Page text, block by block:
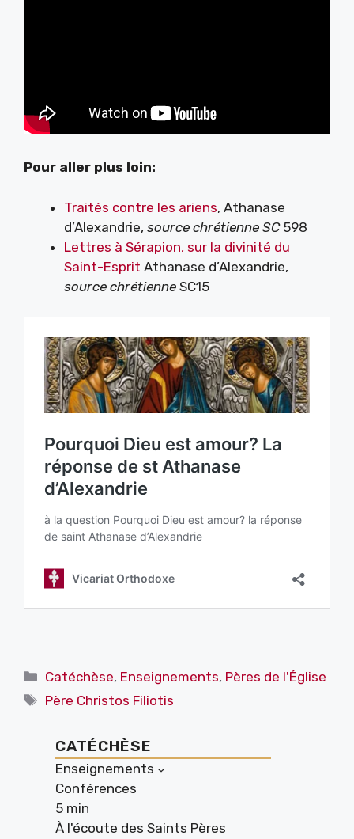
Pour aller plus loin:
Traités contre les ariens, Athanase
d’Alexandrie, source chrétienne SC598
Lettres à Sérapion, sur la divinité du
Saint-Esprit Athanase d’Alexandrie,
source chrétienne SC15
Catégories
Catéchèse, Enseignements, Pères de l'Église
Étiquettes
Père Christos Filiotis
CATÉCHÈSE
Enseignements
Conférences
5 min
À l'écoute des Saints Pères